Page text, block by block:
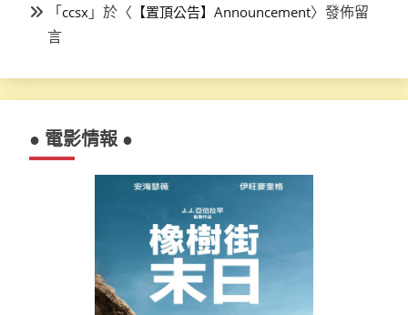
「ccsx 」於〈 【置頂公告】Announcement〉發佈留
言
● 電影情報 ●